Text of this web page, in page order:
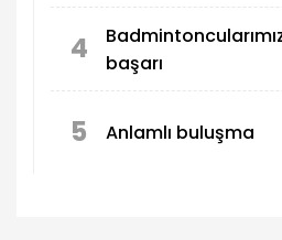
4
başarı
5 Anlamlı buluşma